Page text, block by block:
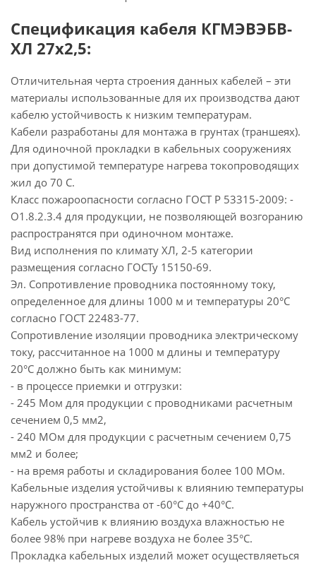
Спецификация кабеля КГМЭВЭБВ-
ХЛ 27х2,5:
Отличительная черта строения данных кабелей – эти
материалы использованные для их производства дают
кабелю устойчивость к низким температурам.
Кабели разработаны для монтажа в грунтах (траншеях).
Для одиночной прокладки в кабельных сооружениях
при допустимой температуре нагрева токопроводящих
жил до 70 С.
Класс пожароопасности согласно ГОСТ Р 53315-2009: -
О1.8.2.3.4 для продукции, не позволяющей возгоранию
распространятся при одиночном монтаже.
Вид исполнения по климату ХЛ, 2-5 категории
размещения согласно ГОСТу 15150-69.
Эл. Сопротивление проводника постоянному току,
определенное для длины 1000 м и температуры 20°С
согласно ГОСТ 22483-77.
Сопротивление изоляции проводника электрическому
току, рассчитанное на 1000 м длины и температуру
20°С должно быть как минимум:
- в процессе приемки и отгрузки:
- 245 Мом для продукции с проводниками расчетным
сечением 0,5 мм2,
- 240 МОм для продукции с расчетным сечением 0,75
мм2 и более;
- на время работы и складирования более 100 МОм.
Кабельные изделия устойчивы к влиянию температуры
наружного пространства от -60°С до +40°С.
Кабель устойчив к влиянию воздуха влажностью не
более 98% при нагреве воздуха не более 35°С.
Прокладка кабельных изделий может осуществляеться